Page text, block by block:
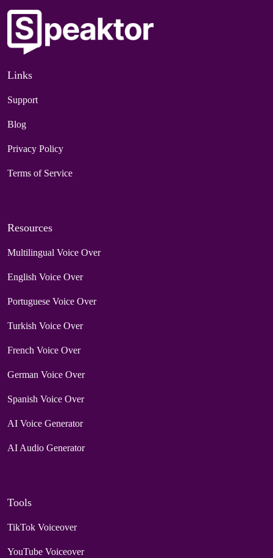
Links
Support
Blog
Privacy Policy
Terms of Service
Resources
Multilingual Voice Over
English Voice Over
Portuguese Voice Over
Turkish Voice Over
French Voice Over
German Voice Over
Spanish Voice Over
AI Voice Generator
AI Audio Generator
Tools
TikTok Voiceover
YouTube Voiceover